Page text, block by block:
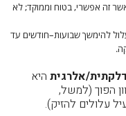
זה אפשרי, בטוח וממוקד; לא
להימשך שבועות–חודשים עד
אלרגית היא
הפוך (למשל,
עלולים להזיק).